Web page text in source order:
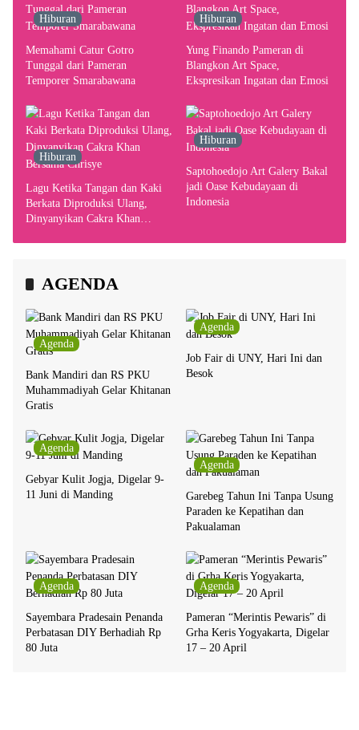
Hiburan
Memahami Catur Gotro
Tunggal dari Pameran
Temporer Smarabawana
Hiburan
Yung Finando Pameran di
Blangkon Art Space,
Ekspresikan Ingatan dan Emosi
Hiburan
Lagu Ketika Tangan dan Kaki
Berkata Diproduksi Ulang,
Dinyanyikan Cakra Khan
Hiburan
Saptohoedojo Art Galery Bakal
jadi Oase Kebudayaan di
Indonesia
AGENDA
Agenda
Bank Mandiri dan RS PKU
Muhammadiyah Gelar Khitanan
Gratis
Agenda
Job Fair di UNY, Hari Ini dan
Besok
Agenda
Gebyar Kulit Jogja, Digelar 9-
11 Juni di Manding
Agenda
Garebeg Tahun Ini Tanpa Usung
Paraden ke Kepatihan dan
Pakualaman
Agenda
Sayembara Pradesain Penanda
Perbatasan DIY Berhadiah Rp
80 Juta
Agenda
Pameran “Merintis Pewaris” di
Grha Keris Yogyakarta, Digelar
17 – 20 April